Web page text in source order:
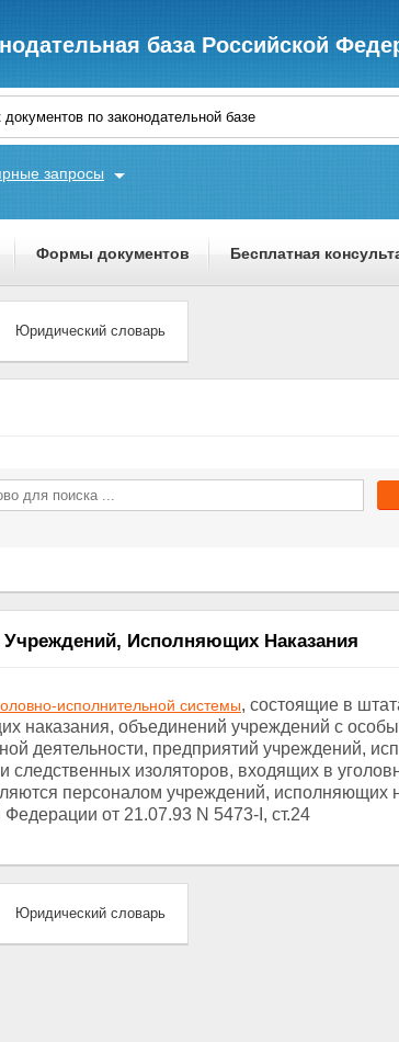
база Российской
запросы
Формы документов Бесплатная
Юридический словарь
Учреждений, Исполняющих Наказания
исполнительной системы, состоящие в
наказания, объединений учреждений с
деятельности, предприятий учреждений,
следственных изоляторов, входящих в
персоналом учреждений, исполняющих
Федерации от 21.07.93 N 5473-I, ст.24
Юридический словарь